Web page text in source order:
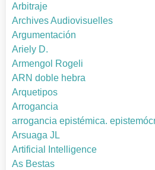
Arbitraje
Archives Audiovisuelles
Argumentación
Ariely D.
Armengol Rogeli
ARN doble hebra
Arquetipos
Arrogancia
arrogancia epistémica.
Arsuaga JL
Artificial Intelligence
As Bestas